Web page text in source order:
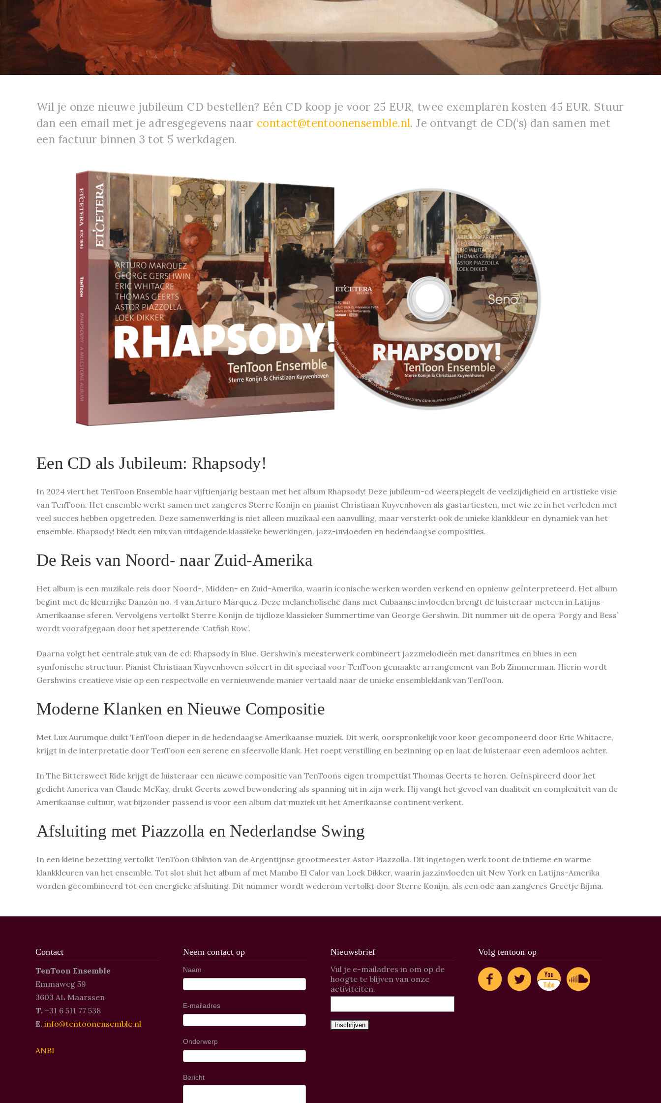
Wil je onze nieuwe jubileum CD bestellen? Eén CD koop je voor 25 EUR, twee exemplaren kosten 45 EUR. Stuur
dan een email met je adresgegevens naar contact@tentoonensemble.nl. Je ontvangt de CD(‘s) dan samen met
een factuur binnen 3 tot 5 werkdagen.
Een CD als Jubileum: Rhapsody!
In 2024 viert het TenToon Ensemble haar vijftienjarig bestaan met het album Rhapsody! Deze jubileum-cd weerspiegelt de veelzijdigheid en artistieke visie
van TenToon. Het ensemble werkt samen met zangeres Sterre Konijn en pianist Christiaan Kuyvenhoven als gastartiesten, met wie ze in het verleden met
veel succes hebben opgetreden. Deze samenwerking is niet alleen muzikaal een aanvulling, maar versterkt ook de unieke klankkleur en dynamiek van het
ensemble. Rhapsody! biedt een mix van uitdagende klassieke bewerkingen, jazz-invloeden en hedendaagse composities.
De Reis van Noord- naar Zuid-Amerika
Het album is een muzikale reis door Noord-, Midden- en Zuid-Amerika, waarin iconische werken worden verkend en opnieuw geïnterpreteerd. Het album
begint met de kleurrijke Danzón no. 4 van Arturo Márquez. Deze melancholische dans met Cubaanse invloeden brengt de luisteraar meteen in Latijns-
Amerikaanse sferen. Vervolgens vertolkt Sterre Konijn de tijdloze klassieker Summertime van George Gershwin. Dit nummer uit de opera ‘Porgy and Bess’
wordt voorafgegaan door het spetterende ‘Catfish Row’.
Daarna volgt het centrale stuk van de cd: Rhapsody in Blue. Gershwin’s meesterwerk combineert jazzmelodieën met dansritmes en blues in een
symfonische structuur. Pianist Christiaan Kuyvenhoven soleert in dit speciaal voor TenToon gemaakte arrangement van Bob Zimmerman. Hierin wordt
Gershwins creatieve visie op een respectvolle en vernieuwende manier vertaald naar de unieke ensembleklank van TenToon.
Moderne Klanken en Nieuwe Compositie
Met Lux Aurumque duikt TenToon dieper in de hedendaagse Amerikaanse muziek. Dit werk, oorspronkelijk voor koor gecomponeerd door Eric Whitacre,
krijgt in de interpretatie door TenToon een serene en sfeervolle klank. Het roept verstilling en bezinning op en laat de luisteraar even ademloos achter.
In The Bittersweet Ride krijgt de luisteraar een nieuwe compositie van TenToons eigen trompettist Thomas Geerts te horen. Geïnspireerd door het
gedicht America van Claude McKay, drukt Geerts zowel bewondering als spanning uit in zijn werk. Hij vangt het gevoel van dualiteit en complexiteit van de
Amerikaanse cultuur, wat bijzonder passend is voor een album dat muziek uit het Amerikaanse continent verkent.
Afsluiting met Piazzolla en Nederlandse Swing
In een kleine bezetting vertolkt TenToon Oblivion van de Argentijnse grootmeester Astor Piazzolla. Dit ingetogen werk toont de intieme en warme
klankkleuren van het ensemble. Tot slot sluit het album af met Mambo El Calor van Loek Dikker, waarin jazzinvloeden uit New York en Latijns-Amerika
worden gecombineerd tot een energieke afsluiting. Dit nummer wordt wederom vertolkt door Sterre Konijn, als een ode aan zangeres Greetje Bijma.
Contact
TenToon Ensemble
Emmaweg 59
3603 AL Maarssen
T. +31 6 511 77 538
E. info@tentoonensemble.nl
ANBI
Neem contact op
Naam
E-mailadres
Onderwerp
Bericht
Nieuwsbrief
Vul je e-mailadres in om op de
hoogte te blijven van onze
activiteiten.
Volg tentoon op